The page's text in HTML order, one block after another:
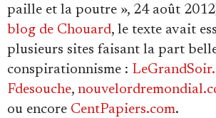
paille et la poutre », 24 août
blog de Chouard, le texte avait
plusieurs sites faisant la part
conspirationnisme :
Fdesouche,
ou encore CentPapiers.com.